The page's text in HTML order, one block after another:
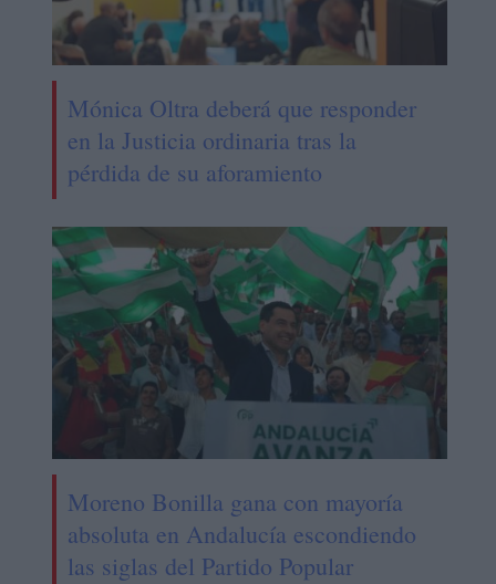
Mónica Oltra deberá que responder
en la Justicia ordinaria tras la
pérdida de su aforamiento
Moreno Bonilla gana con mayoría
absoluta en Andalucía escondiendo
las siglas del Partido Popular